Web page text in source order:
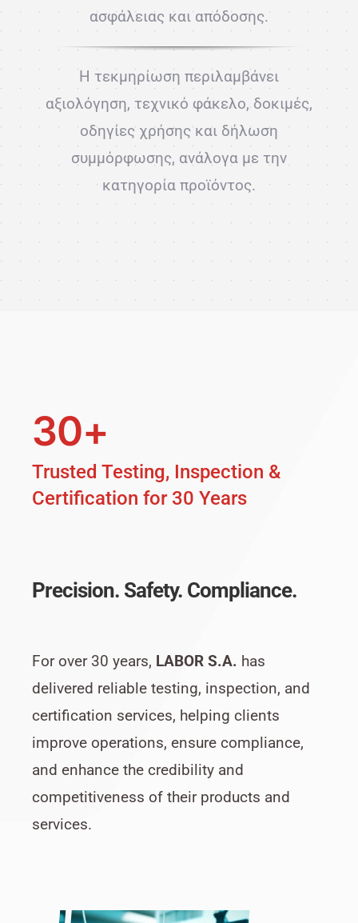
ασφάλειας και απόδοσης.
Η τεκμηρίωση περιλαμβάνει
αξιολόγηση, τεχνικό φάκελο, δοκιμές,
οδηγίες χρήσης και δήλωση
συμμόρφωσης, ανάλογα με την
κατηγορία προϊόντος.
30+
Trusted Testing, Inspection &
Certification for 30 Years
Precision. Safety. Compliance.
For over 30 years, LABOR S.A. has
delivered reliable testing, inspection, and
certification services, helping clients
improve operations, ensure compliance,
and enhance the credibility and
competitiveness of their products and
services.